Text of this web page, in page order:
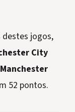
destes jogos,
City
Manchester
52 pontos.